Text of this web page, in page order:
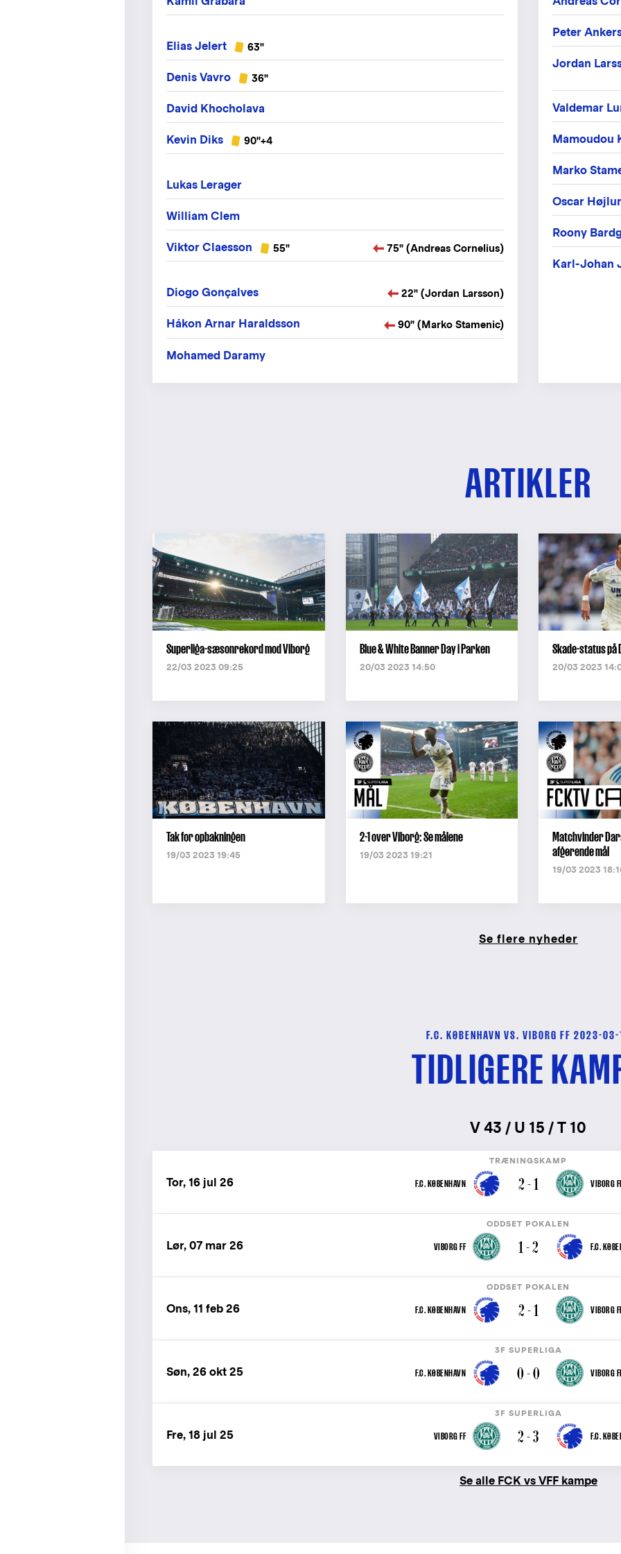
Elias Jelert 63"
Denis Vavro 36"
David Khocholava
Kevin Diks 90"+4
Lukas Lerager
William Clem
Viktor Claesson 55" 75" (Andreas Cornelius)
Diogo Gonçalves 22" (Jordan Larsson)
Hákon Arnar Haraldsson 90" (Marko Stamenic)
Mohamed Daramy
Peter
Jordan
Valdemar
Mamoudou
Marko
Oscar
Roony
Karl-Johan
ARTIKLER
Superliga-sæsonrekord mod Viborg
22/03 2023 09:25
Blue & White Banner Day i Parken
20/03 2023 14:50
Skade-status på
20/03 2023
Tak for opbakningen
19/03 2023 19:45
2-1 over Viborg: Se målene
19/03 2023 19:21
Matchvinder
afgørende mål
19/03 2023
Se flere nyheder
F.C. KØBENHAVN VS. VIBORG FF 2023-03-
TIDLIGERE
V 43 / U 15 / T 10
TRÆNINGSKAMP
Tor, 16 jul 26 F.C. KØBENHAVN 2 - 1 VIBORG
ODDSET POKALEN
Lør, 07 mar 26 VIBORG FF 1 - 2 F.C.
ODDSET POKALEN
Ons, 11 feb 26 F.C. KØBENHAVN 2 - 1 VIBORG
3F SUPERLIGA
Søn, 26 okt 25 F.C. KØBENHAVN 0 - 0 VIBORG
3F SUPERLIGA
Fre, 18 jul 25 VIBORG FF 2 - 3 F.C.
Se alle FCK vs VFF kampe